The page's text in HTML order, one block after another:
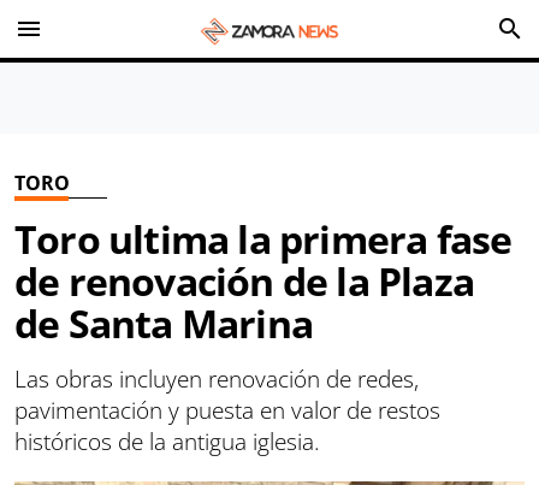
menu search
TORO
Toro ultima la primera fase
de renovación de la Plaza
de Santa Marina
Las obras incluyen renovación de redes,
pavimentación y puesta en valor de restos
históricos de la antigua iglesia.